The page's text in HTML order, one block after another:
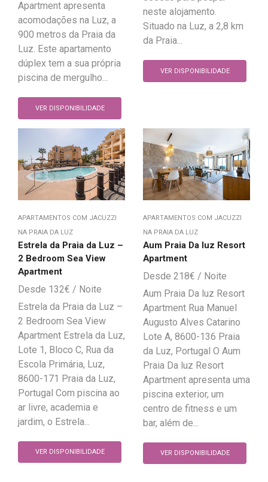
Apartment apresenta
acomodações na Luz, a
900 metros da Praia da
Luz. Este apartamento
dúplex tem a sua própria
piscina de mergulho...
VER DISPONIBILIDADE
neste alojamento.
Situado na Luz, a 2,8 km
da Praia...
VER DISPONIBILIDADE
APARTAMENTOS COM JACUZZI
NA PRAIA DA LUZ
Estrela da Praia da Luz –
2 Bedroom Sea View
Apartment
132€
Estrela da Praia da Luz –
2 Bedroom Sea View
Apartment Estrela da Luz,
Lote 1, Bloco C, Rua da
Escola Primária, Luz,
8600-171 Praia da Luz,
Portugal Com piscina ao
ar livre, academia e
jardim, o Estrela...
VER DISPONIBILIDADE
APARTAMENTOS COM JACUZZI
NA PRAIA DA LUZ
Aum Praia Da luz Resort
Apartment
218€
Aum Praia Da luz Resort
Apartment Rua Manuel
Augusto Alves Catarino
Lote A, 8600-136 Praia
da Luz, Portugal O Aum
Praia Da luz Resort
Apartment apresenta uma
piscina exterior, um
centro de fitness e um
bar, além de...
VER DISPONIBILIDADE